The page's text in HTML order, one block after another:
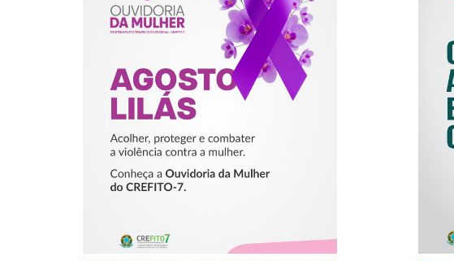
AGOSTO LILÁS –
ACOLHER,
PROTEGER E
COMBATER A
VIOLÊNCIA
CONTRA A
MULHER